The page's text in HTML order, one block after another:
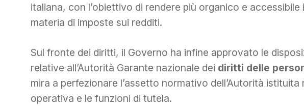
italiana, con l’obiettivo di rendere più organico e accessibile
materia di imposte sui redditi.
Sul fronte dei diritti, il Governo ha infine approvato le
relative all’Autorità Garante nazionale dei diritti delle
mira a perfezionare l’assetto normativo dell’Autorità
operativa e le funzioni di tutela.